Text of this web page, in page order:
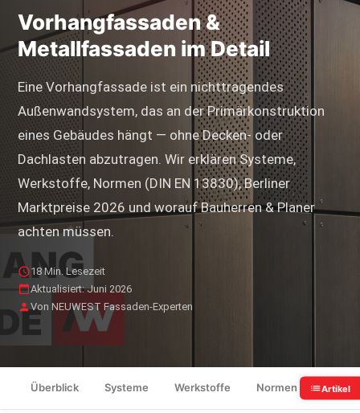
Vorhangfassaden &
Metallfassaden im Detail
Eine Vorhangfassade ist ein nichttragendes
Außenwandsystem, das an der Primärkonstruktion
eines Gebäudes hängt — ohne Decken- oder
Dachlasten abzutragen. Wir erklären Systeme,
Werkstoffe, Normen (DIN EN 13830), Berliner
Marktpreise 2026 und worauf Bauherren & Planer
achten müssen.
18 Min. Lesezeit
Aktualisiert: Juni 2026
Von NEUWEST Fassaden-Experten
Überblick Systeme Werkstoffe Normen & GEGArtikel